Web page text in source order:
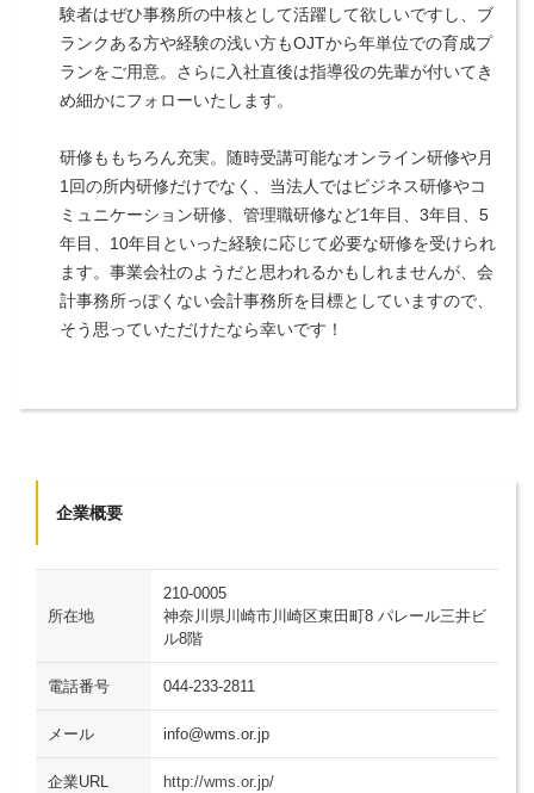
験者はぜひ事務所の中核として活躍して欲しいですし、ブ
ランクある方や経験の浅い方もOJTから年単位での育成プ
ランをご用意。さらに入社直後は指導役の先輩が付いてき
め細かにフォローいたします。
研修ももちろん充実。随時受講可能なオンライン研修や月
1回の所内研修だけでなく、当法人ではビジネス研修やコ
ミュニケーション研修、管理職研修など1年目、3年目、5
年目、10年目といった経験に応じて必要な研修を受けられ
ます。事業会社のようだと思われるかもしれませんが、会
計事務所っぽくない会計事務所を目標としていますので、
そう思っていただけたなら幸いです！
企業概要
所在地
210-0005
神奈川県川崎市川崎区東田町8 パレール三井ビ
ル8階
電話番号 044-233-2811
メール info@wms.or.jp
企業URL http://wms.or.jp/